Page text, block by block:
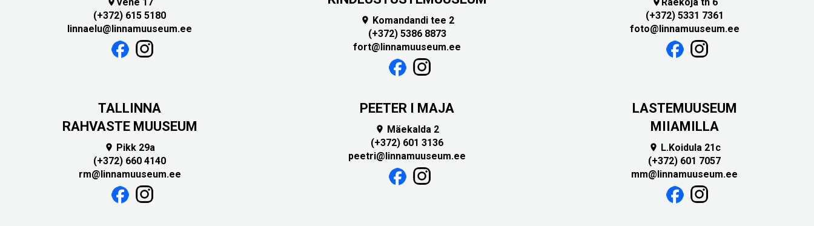
(+372) 615 5180
linnaelu@linnamuuseum.ee
 Komandandi tee 2
(+372) 5386 8873
fort@linnamuuseum.ee
(+372) 5331 7361
foto@linnamuuseum.ee
TALLINNA
RAHVASTE MUUSEUM
 Pikk 29a
(+372) 660 4140
rm@linnamuuseum.ee
PEETER I MAJA
 Mäekalda 2
(+372) 601 3136
peetri@linnamuuseum.ee
LASTEMUUSEUM
MIIAMILLA
 L.Koidula 21c
(+372) 601 7057
mm@linnamuuseum.ee